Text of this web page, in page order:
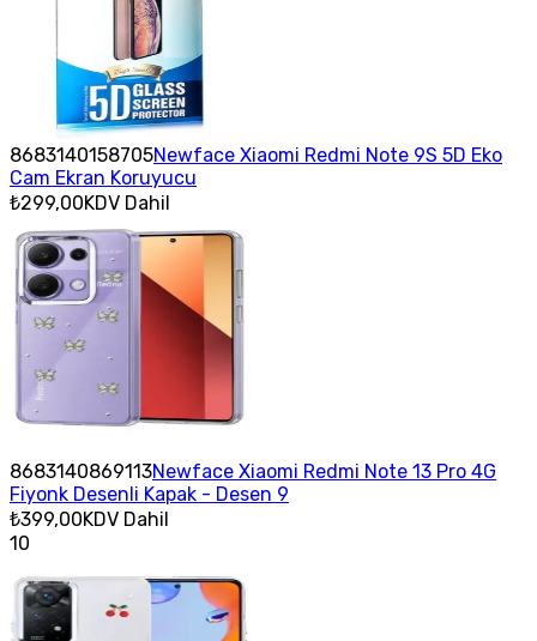
8683140158705Newface Xiaomi Redmi Note 9S 5D Eko
Cam Ekran Koruyucu
₺299,00KDV Dahil
8683140869113Newface Xiaomi Redmi Note 13 Pro 4G
Fiyonk Desenli Kapak - Desen 9
₺399,00KDV Dahil
10